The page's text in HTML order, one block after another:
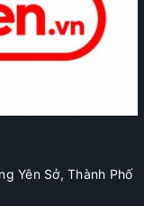
Yên Sở, Thành Phố